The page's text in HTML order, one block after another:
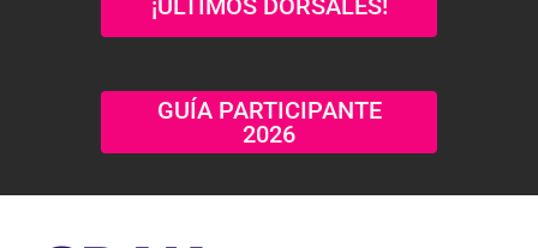
¡ÚLTIMOS DORSALES!
GUÍA PARTICIPANTE
2026